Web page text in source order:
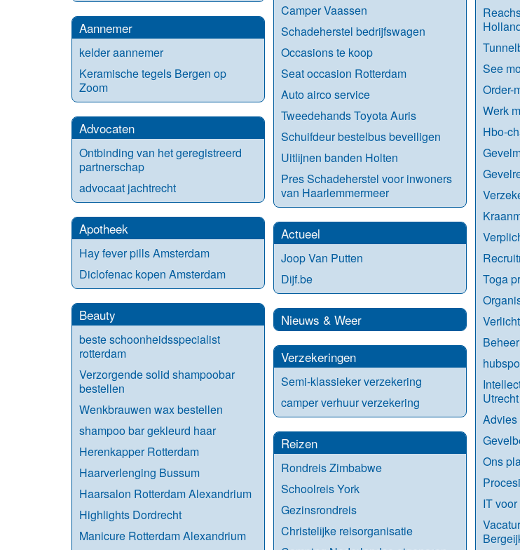
Aannemer
kelder aannemer
Keramische tegels Bergen op
Zoom
Advocaten
Ontbinding van het geregistreerd
partnerschap
advocaat jachtrecht
Apotheek
Hay fever pills Amsterdam
Diclofenac kopen Amsterdam
Beauty
beste schoonheidsspecialist
rotterdam
Verzorgende solid shampoobar
bestellen
Wenkbrauwen wax bestellen
shampoo bar gekleurd haar
Herenkapper Rotterdam
Haarverlenging Bussum
Haarsalon Rotterdam Alexandrium
Highlights Dordrecht
Manicure Rotterdam Alexandrium
Camper Vaassen
Schadeherstel bedrijfswagen
Occasions te koop
Seat occasion Rotterdam
Auto airco service
Tweedehands Toyota Auris
Schuifdeur bestelbus beveiligen
Uitlijnen banden Holten
Pres Schadeherstel voor inwoners
van Haarlemmermeer
Actueel
Joop Van Putten
Dijf.be
Nieuws & Weer
Verzekeringen
Semi-klassieker verzekering
camper verhuur verzekering
Reizen
Rondreis Zimbabwe
Schoolreis York
Gezinsrondreis
Christelijke reisorganisatie
See
Order-
Werk
Hbo-
Toga
Utrecht
Ons
IT